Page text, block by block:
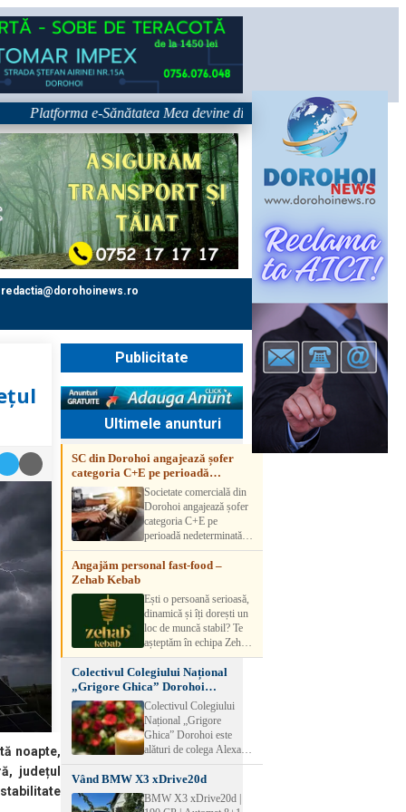
e-Sănătatea Mea devine disponibilă pe 1 septembrie:
redactia@dorohoinews.ro
noapte,
județul
Publicitate
Ultimele anunturi
SC din Dorohoi angajează șofer
categoria C+E pe perioadă
nedeterminatăSocietate comercială din
Dorohoi angajează șofer
categoria C+E pe
perioadă nedeterminată.
Candidatul trebuie să
aibă experiență și atestat
detalii, vă rog să sunați la
numărul de telefon.
Angajăm personal fast-food –
Zehab Kebab
Ești o persoană serioasă,
dinamică și îți dorești un
loc de muncă stabil? Te
așteptăm în echipa Zehab
Kebab! Posturi
disponibile: -
SHAORMAR AJUTOR
BUCATAR 2/posturi -
LUCRATOR
COMERCIAL
VANZATOR /2 posturi
muncă Program flexibil
Salariu motivant, în
funcție de experienț
Colectivul Colegiului Național
„Grigore Ghica” Dorohoi
transmite sincere condoleanțe
Colectivul Colegiului
Național „Grigore
Ghica” Dorohoi este
alături de colega Alexa
Lăcrămioara la trecerea în
neființă a soțului și
transmite sincere
condoleanțe familiei.
Vând BMW X3 xDrive20d
BMW X3 xDrive20d |